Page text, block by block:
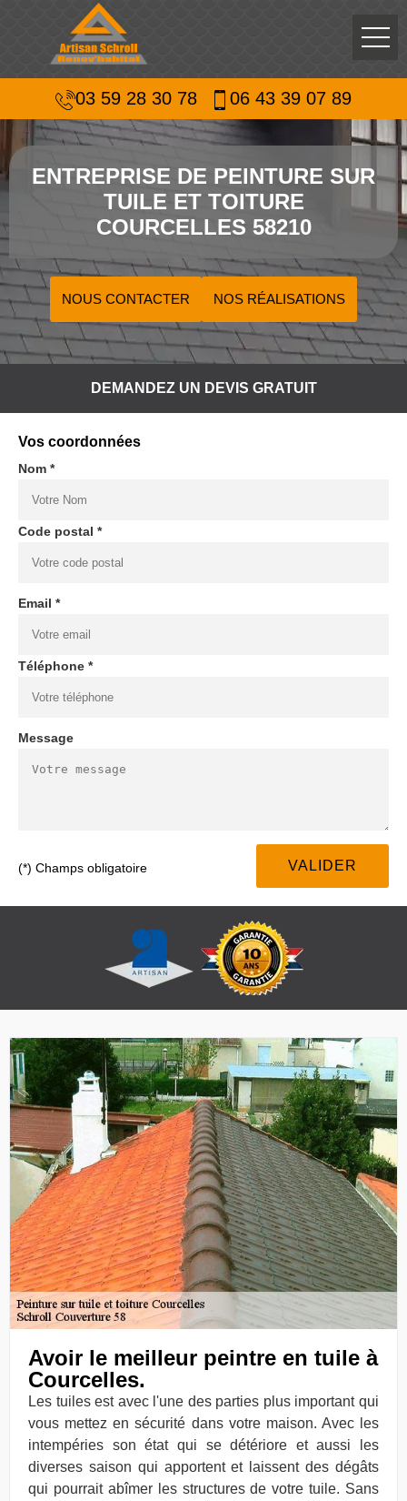
03 59 28 30 78 06 43 39 07 89
ENTREPRISE DE PEINTURE SUR
TUILE ET TOITURE
COURCELLES 58210
NOUS CONTACTER NOS RÉALISATIONS
DEMANDEZ UN DEVIS GRATUIT
Vos coordonnées
Nom *
Code postal *
Email *
Téléphone *
Message
(*) Champs obligatoire
Avoir le meilleur peintre en tuile à
Courcelles.
Les tuiles est avec l'une des parties plus important qui
vous mettez en sécurité dans votre maison. Avec les
intempéries son état qui se détériore et aussi les
diverses saison qui apportent et laissent des dégâts
qui pourrait abîmer les structures de votre tuile. Sans